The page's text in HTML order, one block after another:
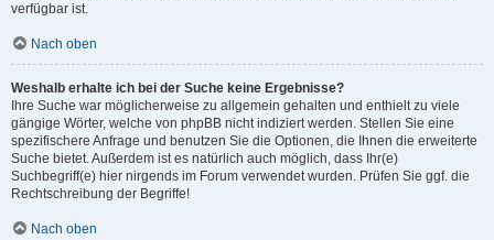
verfügbar ist.
Nach oben
Weshalb erhalte ich bei der Suche keine Ergebnisse?
Ihre Suche war möglicherweise zu allgemein gehalten und enthielt zu viele
gängige Wörter, welche von phpBB nicht indiziert werden. Stellen Sie eine
spezifischere Anfrage und benutzen Sie die Optionen, die Ihnen die erweiterte
Suche bietet. Außerdem ist es natürlich auch möglich, dass Ihr(e)
Suchbegriff(e) hier nirgends im Forum verwendet wurden. Prüfen Sie ggf. die
Rechtschreibung der Begriffe!
Nach oben